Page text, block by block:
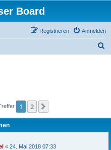
Board
Anmelden
Registrieren
1 2
« 24. Mai 2018 07:33